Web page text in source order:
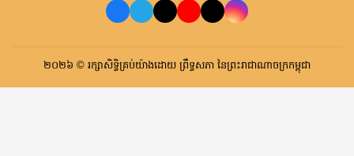
២០២៦ © រក្សាសិទ្ធិគ្រប់យ៉ាងដោយ ព្រឹទ្ធសភា នៃព្រះរាជាណាចក្រកម្ពុជា